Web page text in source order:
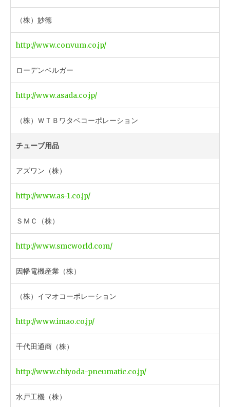
（株）妙徳
http://www.convum.co.jp/
ローデンベルガー
http://www.asada.co.jp/
（株）ＷＴＢワタベコーポレーション
チューブ用品
アズワン（株）
http://www.as-1.co.jp/
ＳＭＣ（株）
http://www.smcworld.com/
因幡電機産業（株）
（株）イマオコーポレーション
http://www.imao.co.jp/
千代田通商（株）
http://www.chiyoda-pneumatic.co.jp/
水戸工機（株）